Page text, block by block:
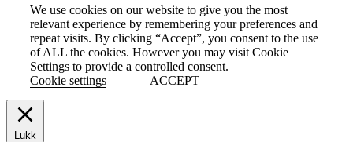
We use cookies on our website to give you the most
relevant experience by remembering your preferences and
repeat visits. By clicking “Accept”, you consent to the use
of ALL the cookies. However you may visit Cookie
Settings to provide a controlled consent.
Cookie settings
ACCEPT
Lukk